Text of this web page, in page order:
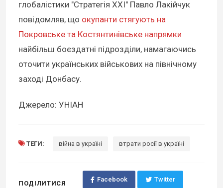
глобалістики "Стратегія XXI" Павло Лакійчук
повідомляв, що окупанти стягують на
Покровське та Костянтинівське напрямки
найбільш боєздатні підрозділи, намагаючись
оточити українських військових на північному
заході Донбасу.
Джерело: УНІАН
ТЕГИ: війна в україні втрати росії в україні
ПОДІЛИТИСЯ
Facebook Twitter